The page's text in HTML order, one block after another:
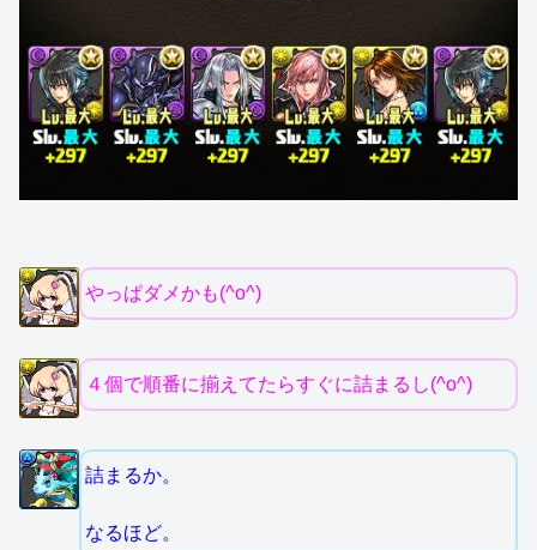
やっぱダメかも(^o^)
４個で順番に揃えてたらすぐに詰まるし(^o^)
詰まるか。
なるほど。